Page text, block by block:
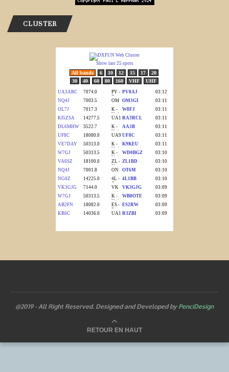
CLUSTER
@2019 - All Right Reserved. Designed and Developed by PenciDesign
RETOUR EN HAUT